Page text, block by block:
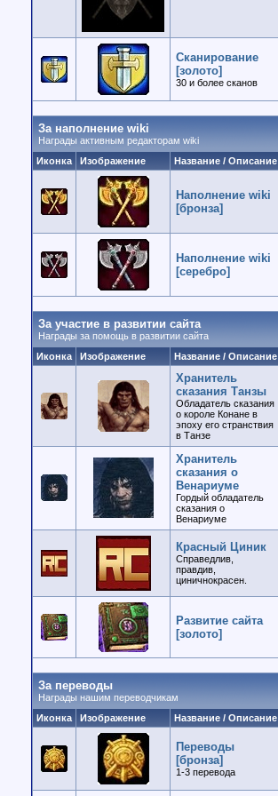
Сканирование
[золото]
30 и более сканов
За наполнение wiki
Награды активным редакторам wiki
Иконка
Изображение Название / Описание
Наполнение wiki
[бронза]
Наполнение wiki
[серебро]
За участие в развитии сайта
Награды за помощь в развитии сайта
Иконка
Изображение Название / Описание
Хранитель
сказания Танзы
Обладатель сказания
о короле Конане в
эпоху его странствия
в Танзе
Хранитель
сказания о
Венариуме
Гордый обладатель
сказания о
Венариуме
Красный Циник
Справедлив,
правдив,
циничнокрасен.
Развитие сайта
[золото]
За переводы
Награды нашим переводчикам
Иконка
Изображение Название / Описание
Переводы
[бронза]
1-3 перевода